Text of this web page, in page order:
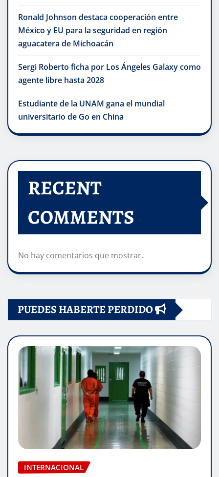
Ronald Johnson destaca cooperación entre
México y EU para la seguridad en región
aguacatera de Michoacán
Sergi Roberto ficha por Los Ángeles Galaxy como
agente libre hasta 2028
Estudiante de la UNAM gana el mundial
universitario de Go en China
RECENT
COMMENTS
No hay comentarios que mostrar.
PUEDES HABERTE PERDIDO
INTERNACIONAL